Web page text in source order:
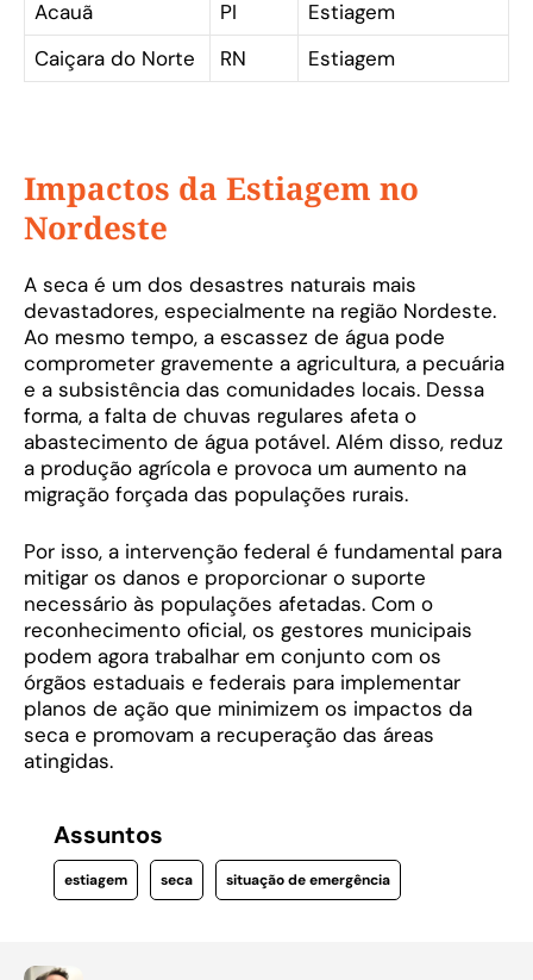
Acauã PI
Estiagem
Caiçara do Norte
RN Estiagem
Impactos da Estiagem no
Nordeste
A seca é um dos desastres naturais mais
devastadores, especialmente na região Nordeste.
Ao mesmo tempo, a escassez de água pode
comprometer gravemente a agricultura, a pecuária
e a subsistência das comunidades locais. Dessa
forma, a falta de chuvas regulares afeta o
abastecimento de água potável. Além disso, reduz
a produção agrícola e provoca um aumento na
migração forçada das populações rurais.
Por isso, a intervenção federal é fundamental para
mitigar os danos e proporcionar o suporte
necessário às populações afetadas. Com o
reconhecimento oficial, os gestores municipais
podem agora trabalhar em conjunto com os
órgãos estaduais e federais para implementar
planos de ação que minimizem os impactos da
seca e promovam a recuperação das áreas
atingidas.
Assuntos
estiagem seca situação de emergência